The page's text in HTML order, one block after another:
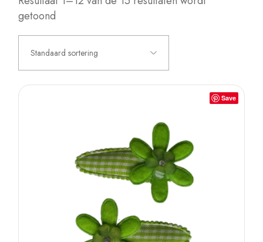
getoond
Standaard sortering
Save